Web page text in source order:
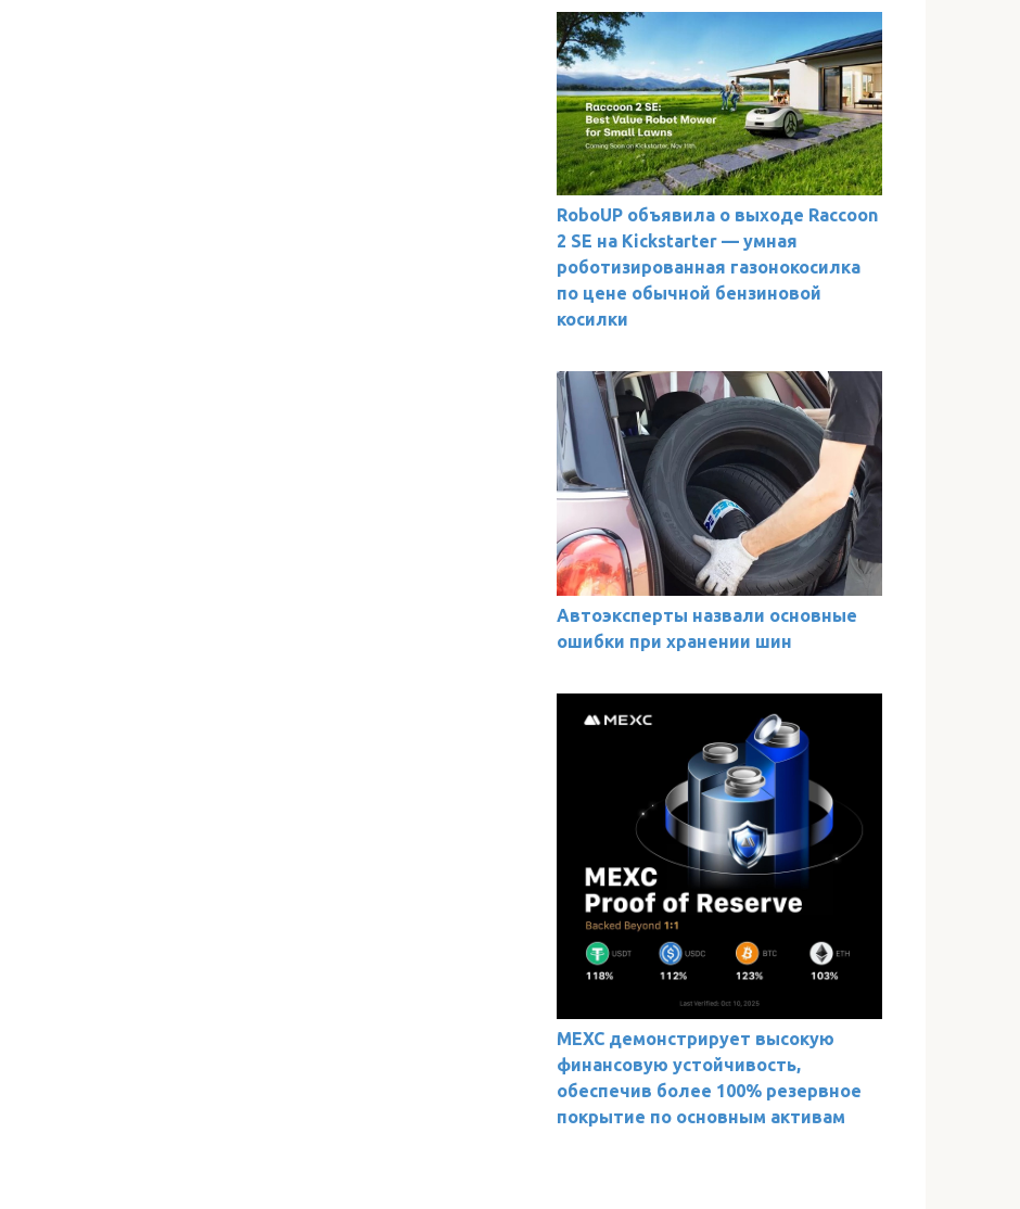
RoboUP объявила о выходе Raccoon
2 SE на Kickstarter — умная
роботизированная газонокосилка
по цене обычной бензиновой
косилки
Автоэксперты назвали основные
ошибки при хранении шин
MEXC демонстрирует высокую
финансовую устойчивость,
обеспечив более 100% резервное
покрытие по основным активам